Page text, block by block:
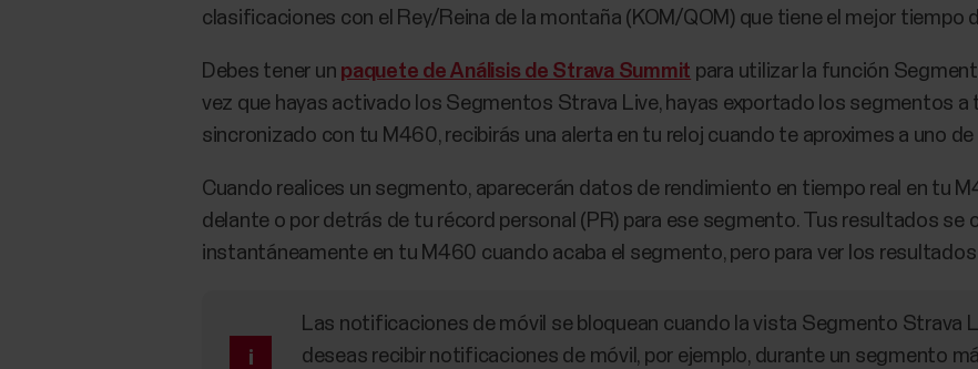
clasificaciones con el Rey/Reina de la montaña (KOM/QOM) que tiene el mejor tiempo
Debes tener un paquete de Análisis de Strava Summit para utilizar la función
vez que hayas activado los Segmentos Strava Live, hayas exportado los segmentos a
sincronizado con tu M460, recibirás una alerta en tu reloj cuando te aproximes a uno
Cuando realices un segmento, aparecerán datos de rendimiento en tiempo real en tu
delante o por detrás de tu récord personal (PR) para ese segmento. Tus resultados se
instantáneamente en tu M460 cuando acaba el segmento, pero para ver los
Las notificaciones de móvil se bloquean cuando la vista Segmento Strava
deseas recibir notificaciones de móvil, por ejemplo, durante un segmento